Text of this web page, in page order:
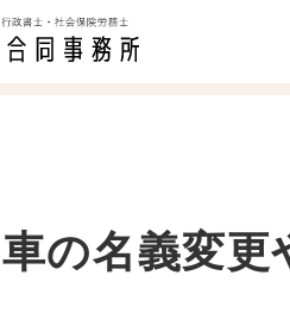
の名義変